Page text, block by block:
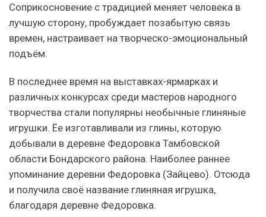
Соприкосновение с традицией меняет человека в
лучшую сторону, пробуждает позабытую связь
времен, настраивает на творческо-эмоциональный
подъём.
В последнее время на выставках-ярмарках и
различных конкурсах среди мастеров народного
творчества стали популярны необычные глиняные
игрушки. Ёе изготавливали из глины, которую
добывали в деревне Федоровка Тамбовской
области Бондарского района. Наиболее раннее
упоминание деревни Федоровка (Зайцево). Отсюда
и получила своё название глиняная игрушка,
благодаря деревне Федоровка.